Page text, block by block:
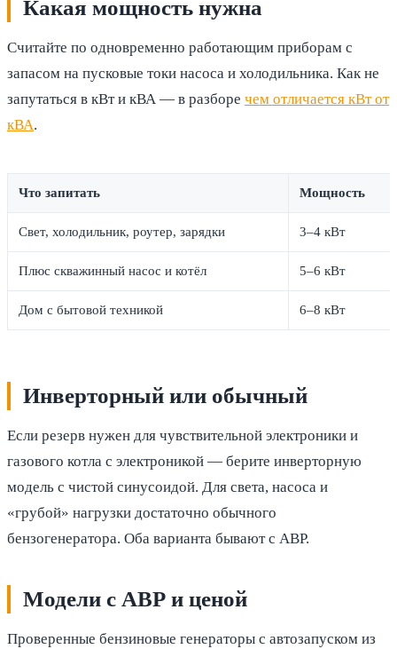
Какая мощность нужна
Считайте по одновременно работающим приборам с
запасом на пусковые токи насоса и холодильника. Как не
запутаться в кВт и кВА — в разборе чем отличается кВт от
кВА.
Что запитать Мощность
Свет, холодильник, роутер, зарядки 3–4 кВт
Плюс скважинный насос и котёл 5–6 кВт
Дом с бытовой техникой 6–8 кВт
Инверторный или обычный
Если резерв нужен для чувствительной электроники и
газового котла с электроникой — берите инверторную
модель с чистой синусоидой. Для света, насоса и
«грубой» нагрузки достаточно обычного
бензогенератора. Оба варианта бывают с АВР.
Модели с АВР и ценой
Проверенные бензиновые генераторы с автозапуском из